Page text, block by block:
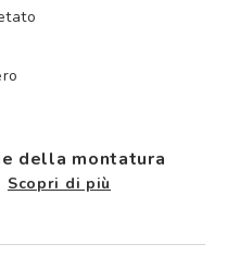
della montatura
Scopri di più